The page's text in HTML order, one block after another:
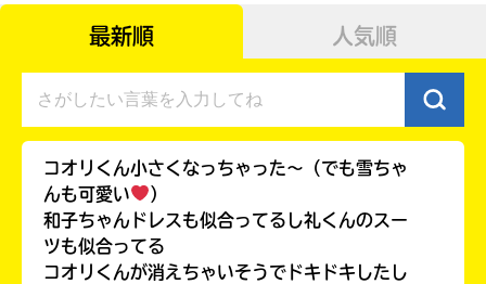
本だなが作れる！
最新順 人気順
コオリくん小さくなっちゃった〜（でも雪ちゃ
んも可愛い
）
和子ちゃんドレスも似合ってるし礼くんのスー
ツも似合ってる
コオリくんが消えちゃいそうでドキドキしたし